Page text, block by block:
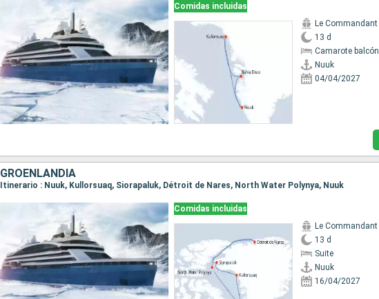
Comidas incluidas
13 d
Camarote balcón
Nuuk
04/04/2027
GROENLANDIA
Itinerario : Nuuk, Kullorsuaq, Siorapaluk, Détroit de Nares, North Water Polynya, Nuuk
Comidas incluidas
13 d
Suite
Nuuk
16/04/2027